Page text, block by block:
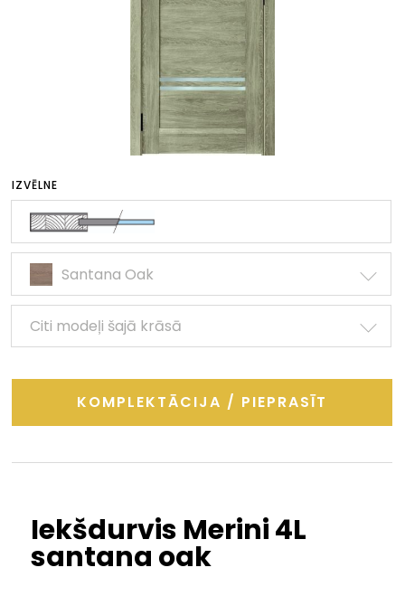
IZVĒLNE
Santana Oak
Citi modeļi šajā krāsā
KOMPLEKTĀCIJA / PIEPRASĪT
Iekšdurvis Merini 4L
santana oak